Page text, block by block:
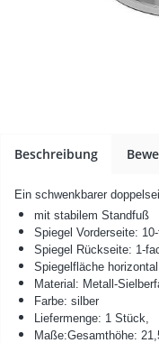
Beschreibung
Ein schwenkbarer
mit stabilem Standfuß
Spiegel Vorderseite:
Spiegel Rückseite: 1-
Spiegelfläche
Material: Metall-
Farbe: silber
Liefermenge: 1 Stück,
Maße:Gesamthöhe: